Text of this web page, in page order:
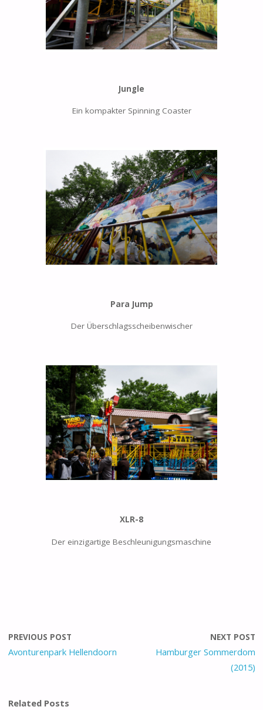
Jungle
Ein kompakter Spinning Coaster
Para Jump
Der Überschlagsscheibenwischer
XLR-8
Der einzigartige Beschleunigungsmaschine
PREVIOUS POST
Avonturenpark Hellendoorn
NEXT POST
Hamburger Sommerdom
(2015)
Related Posts